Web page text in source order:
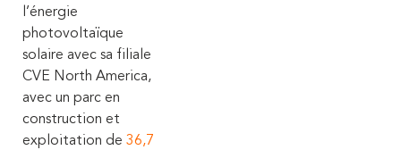
l’énergie
photovoltaïque
solaire avec sa filiale
CVE North America,
avec un parc en
construction et
exploitation de 36,7